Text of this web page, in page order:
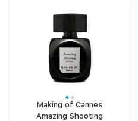
Making of Cannes
Amazing Shooting